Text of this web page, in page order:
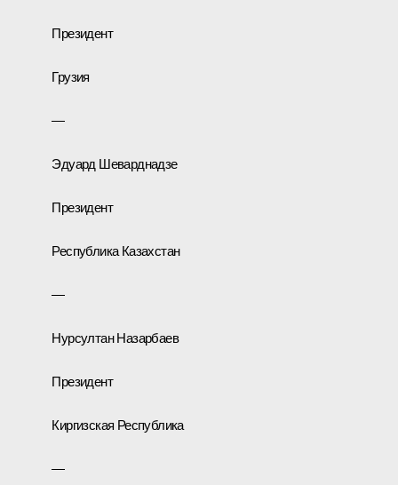
Президент
Грузия
—
Эдуард Шеварднадзе
Президент
Республика Казахстан
—
Нурсултан Назарбаев
Президент
Киргизская Республика
—